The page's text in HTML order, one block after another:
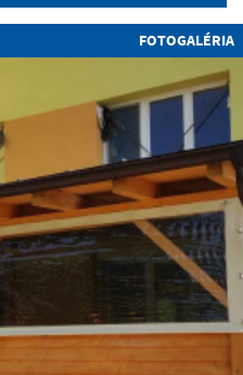
FOTOGALÉRIA